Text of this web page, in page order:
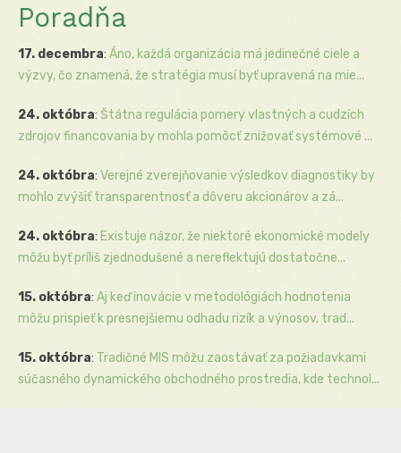
Poradňa
17. decembra: Áno, každá organizácia má jedinečné ciele a
výzvy, čo znamená, že stratégia musí byť upravená na mie...
24. októbra: Štátna regulácia pomery vlastných a cudzích
zdrojov financovania by mohla pomôcť znižovať systémové ...
24. októbra: Verejné zverejňovanie výsledkov diagnostiky by
mohlo zvýšiť transparentnosť a dôveru akcionárov a zá...
24. októbra: Existuje názor, že niektoré ekonomické modely
môžu byť príliš zjednodušené a nereflektujú dostatočne...
15. októbra: Aj keď inovácie v metodológiách hodnotenia
môžu prispieť k presnejšiemu odhadu rizík a výnosov, trad...
15. októbra: Tradičné MIS môžu zaostávať za požiadavkami
súčasného dynamického obchodného prostredia, kde technol...